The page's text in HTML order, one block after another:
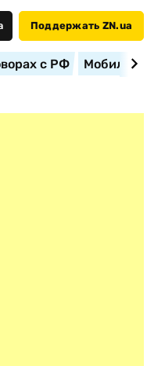
Поддержать ZN.ua
с РФ